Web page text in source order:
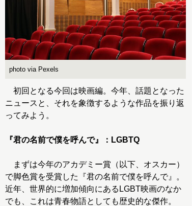
photo via Pexels
初回となる今回は映画編。今年、話題となった
ニュースと、それを象徴するような作品を振り返
ってみよう。
『君の名前で僕を呼んで』：LGBTQ
まずは今年のアカデミー賞（以下、オスカー）
で脚色賞を受賞した『君の名前で僕を呼んで』。
近年、世界的に増加傾向にあるLGBT映画のなか
でも、これは青春物語としても歴史的な傑作。